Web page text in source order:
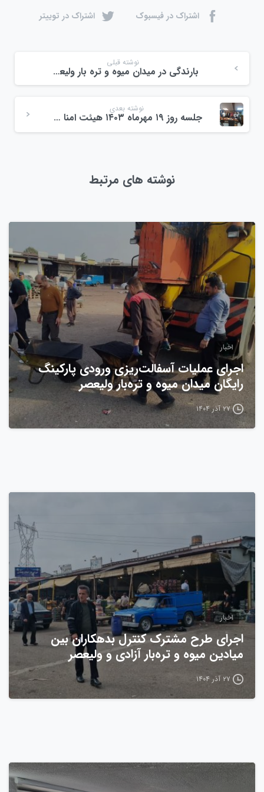
اشتراک در فیسبوک اشتراک در توییتر
نوشته قبلی
بارندگی در میدان میوه و تره بار ولیعصر مهرماه ۱۴۰۳
نوشته بعدی
جلسه روز ۱۹ مهرماه ۱۴۰۳ هیئت امنا میدان میوه و تره بار ولیعصر
نوشته های مرتبط
اخبار
اجرای عملیات آسفالت‌ریزی ورودی پارکینگ
رایگان میدان میوه و تره‌بار ولیعصر
۲۷ آذر ۱۴۰۴
اخبار
اجرای طرح مشترک کنترل بدهکاران بین
میادین میوه و تره‌بار آزادی و ولیعصر
۲۷ آذر ۱۴۰۴
0